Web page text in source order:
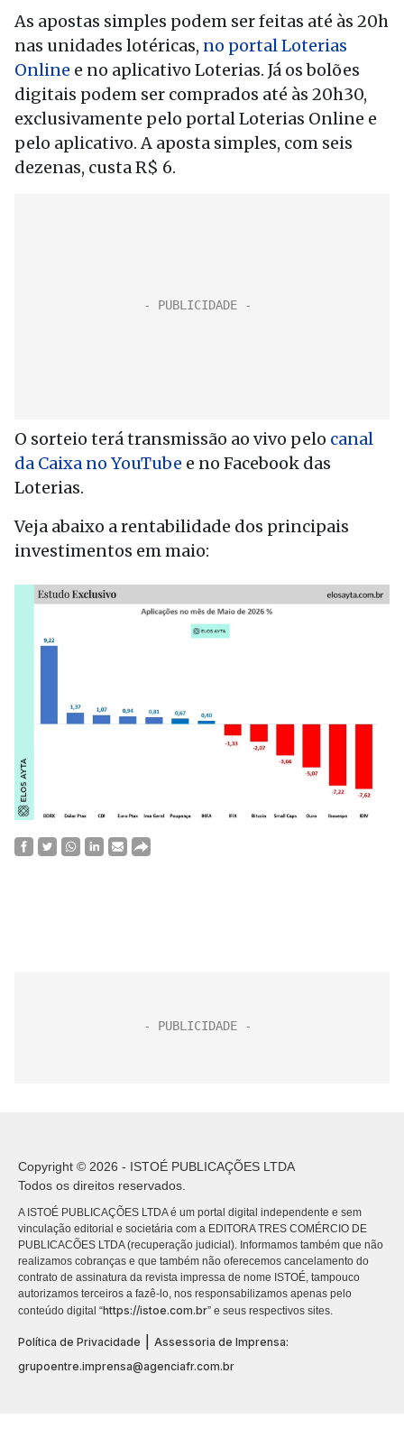
As apostas simples podem ser feitas até às 20h
nas unidades lotéricas, no portal Loterias
Online e no aplicativo Loterias. Já os bolões
digitais podem ser comprados até às 20h30,
exclusivamente pelo portal Loterias Online e
pelo aplicativo. A aposta simples, com seis
dezenas, custa R$ 6.
O sorteio terá transmissão ao vivo pelo canal
da Caixa no YouTube e no Facebook das
Loterias.
Veja abaixo a rentabilidade dos principais
investimentos em maio:
Copyright © 2026 - ISTOÉ PUBLICAÇÕES LTDA
Todos os direitos reservados.
A ISTOÉ PUBLICAÇÕES LTDA é um portal digital independente e sem
vinculação editorial e societária com a EDITORA TRES COMÉRCIO DE
PUBLICACÕES LTDA (recuperação judicial). Informamos também que não
realizamos cobranças e que também não oferecemos cancelamento do
contrato de assinatura da revista impressa de nome ISTOÉ, tampouco
autorizamos terceiros a fazê-lo, nos responsabilizamos apenas pelo
conteúdo digital “https://istoe.com.br” e seus respectivos sites.
Política de Privacidade | Assessoria de Imprensa:
grupoentre.imprensa@agenciafr.com.br